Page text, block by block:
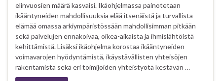
elinvuosien määrä kasvaisi. Ikäohjelmassa painotetaan
ikääntyneiden mahdollisuuksia elää itsenäistä ja turvallista
elämää omassa arkiympäristössään mahdollisimman pitkään
sekä palvelujen ennakoivaa, oikea-aikaista ja ihmislähtöistä
kehittämistä. Lisäksi ikäohjelma korostaa ikääntyneiden
voimavarojen hyödyntämistä, ikäystävällisten yhteisöjen
rakentamista sekä eri toimijoiden yhteistyötä kestävän …